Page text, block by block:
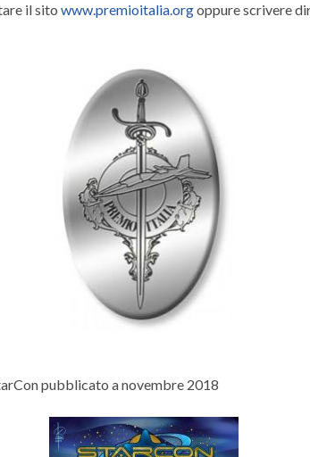
il sito www.premioitalia.orgoppure scrivere
pubblicato a novembre 2018